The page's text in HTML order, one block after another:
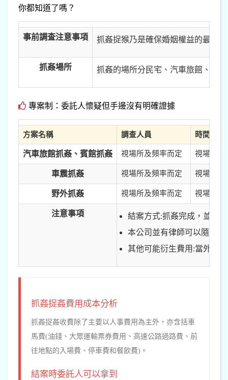
你都知道了嗎？
事前調査注意事項 抓姦捉猴乃是確保婚姻權益的最後
抓姦場所 抓姦的場所分民宅、汽車旅館、車
專案制：委託人懷疑但手邊沒有明確證據
方案名稱 調查人員 時間/日
汽車旅館抓姦、賓館抓姦 視場所及頻率而定 視場所及
車震抓姦 視場所及頻率而定 視場所及
野外抓姦 視場所及頻率而定 視場所及
注意事項
結案方式:抓姦完成，並同
本公司並有律師可以隨時
其他可能衍生費用:當外遇
抓姦捉姦費用成本分析
抓姦捉姦收費除了主要以人事費用為主外，亦含括車
馬費(油錢、大眾運輸票券費用、高速公路過路費、前
往地點的入場費、停車費和餐飲費)。
結案時委託人可以拿到